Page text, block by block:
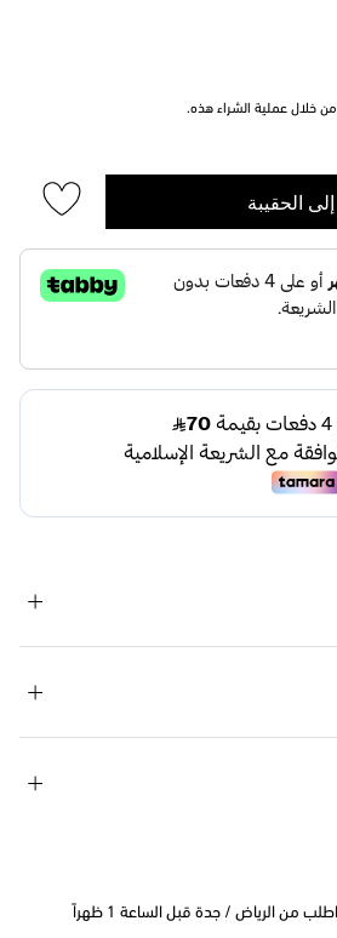
خلال عملية الشراء هذه.
الحقيبة
من الرياض / جدة قبل الساعة 1 ظهراً